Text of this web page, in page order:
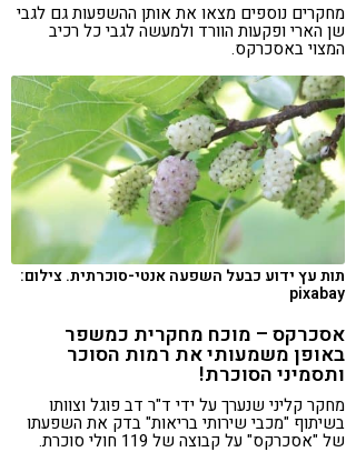
מחקרים נוספים מצאו את אותן ההשפעות גם לגבי
שן הארי ופקעות הוורד ולמעשה לגבי כל רכיב
המצוי באסכרקס.
תות עץ ידוע כבעל השפעה אנטי-סוכרתית. צילום:
pixabay
אסכרקס – מוכח מחקרית כמשפר
באופן משמעותי את רמות הסוכר
ותסמיני הסוכרת!
מחקר קליני שנערך על ידי ד"ר דב פוגל וצוותו
בשיתוף "מכבי שירותי בריאות" בדק את השפעתו
של "אסכרקס" על קבוצה של 119 חולי סוכרת.